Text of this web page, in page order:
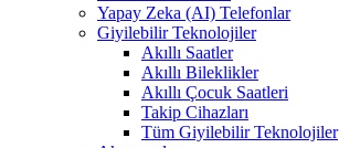
Yapay Zeka (AI) Telefonlar
Giyilebilir Teknolojiler
Akıllı Saatler
Akıllı Bileklikler
Akıllı Çocuk Saatleri
Takip Cihazları
Tüm Giyilebilir Teknolojiler